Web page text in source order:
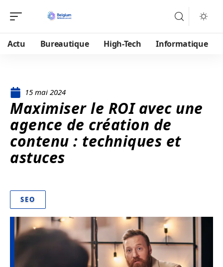
Actu Bureautique High-Tech Informatique
15 mai 2024
Maximiser le ROI avec une
agence de création de
contenu : techniques et
astuces
SEO